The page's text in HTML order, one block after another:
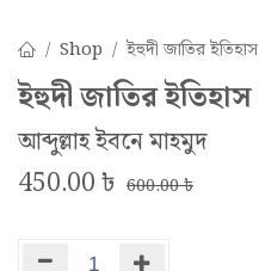
Shop ইহুদী জাতির ইতিহাস
ইহুদী জাতির ইতিহাস
আব্দুল্লাহ ইবনে মাহমুদ
450.00৳ 600.00৳